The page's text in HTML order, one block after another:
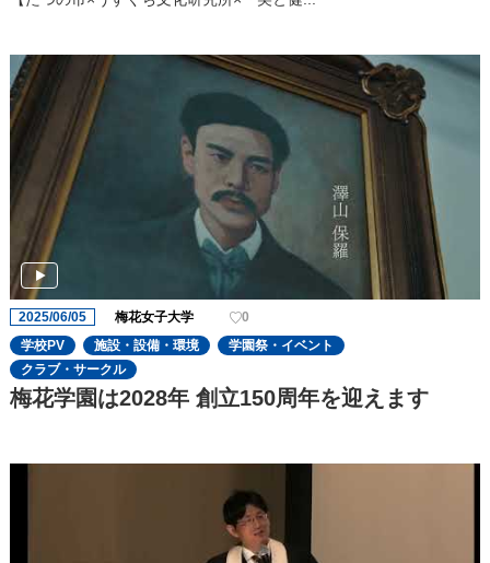
2025/06/05 梅花女子大学
0
学校PV
施設・設備・環境
学園祭・イベント
クラブ・サークル
梅花学園は2028年 創立150周年を迎えます